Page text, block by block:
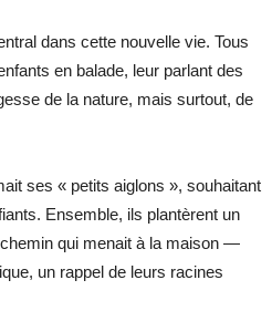
dans cette nouvelle vie. Tous
en balade, leur parlant des
de la nature, mais surtout, de
ses « petits aiglons », souhaitant
Ensemble, ils plantèrent un
qui menait à la maison —
un rappel de leurs racines